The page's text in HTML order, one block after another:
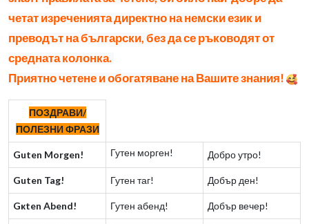
четат изреченията директно на немски език и
преводът на български, без да се ръководят от
средната колонка.
Приятно четене и обогатяване на Вашите знания!
ПОЗДРАВИ/
ПОЛЕЗНИ ФРАЗИ
Guten Morgen! Гутен морген! Добро утро!
Guten Tag! Гутен таг! Добър ден!
Gкten Abend! Гутен абенд! Добър вечер!